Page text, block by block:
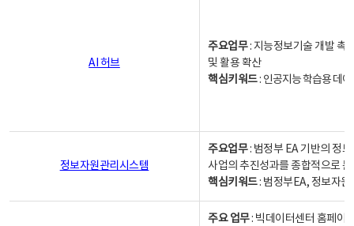
AI 허브
주요업무: 지능정보기술 개발 촉
및 활용 확산
핵심키워드: 인공지능 학습용 데
정보자원관리시스템
주요업무: 범정부 EA 기반의 정
사업의 추진성과를 종합적으로
핵심키워드: 범정부EA, 정보자
주요 업무: 빅데이터센터 홈페이